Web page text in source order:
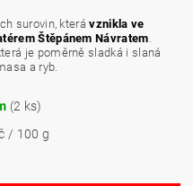
surovin, kterávznikla ve
Štěpánem Návratem
je poměrně sladká i slaná
a ryb.
(2 ks)
/ 100 g